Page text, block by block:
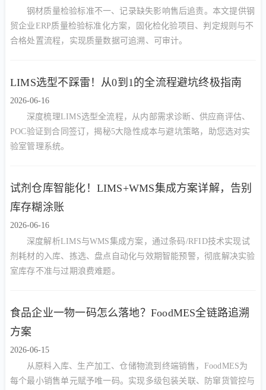
钢材质量检验标准不一、记录缺失影响售后追责。本文提供钢
贸企业ERP质量检验标准化方案，固化检化验项目、判定规则与不
合格处置流程，实现质量数据可追溯、可审计。
LIMS选型不踩雷！从0到1的全流程避坑终极指南
2026-06-16
深度梳理LIMS选型全流程，从内部需求诊断、供应商评估、
POC验证到合同签订，揭秘5大隐性成本与避坑策略，助您选对实
验室管理系统。
试剂仓库智能化！LIMS+WMS集成方案详解，告别
库存糊涂账
2026-06-16
深度解析LIMS与WMS集成方案，通过条码/RFID技术实现试
剂耗材的入库、拣选、盘点自动化与效期智能预警，彻底解决实验
室库存不准与过期浪费难题。
食品企业一物一码怎么落地？FoodMES全链路追溯
方案
2026-06-15
从原料入库、生产加工、仓储物流到终端销售，FoodMES为
每个最小销售单元赋予唯一码。实现多级包装关联、防窜货管控与